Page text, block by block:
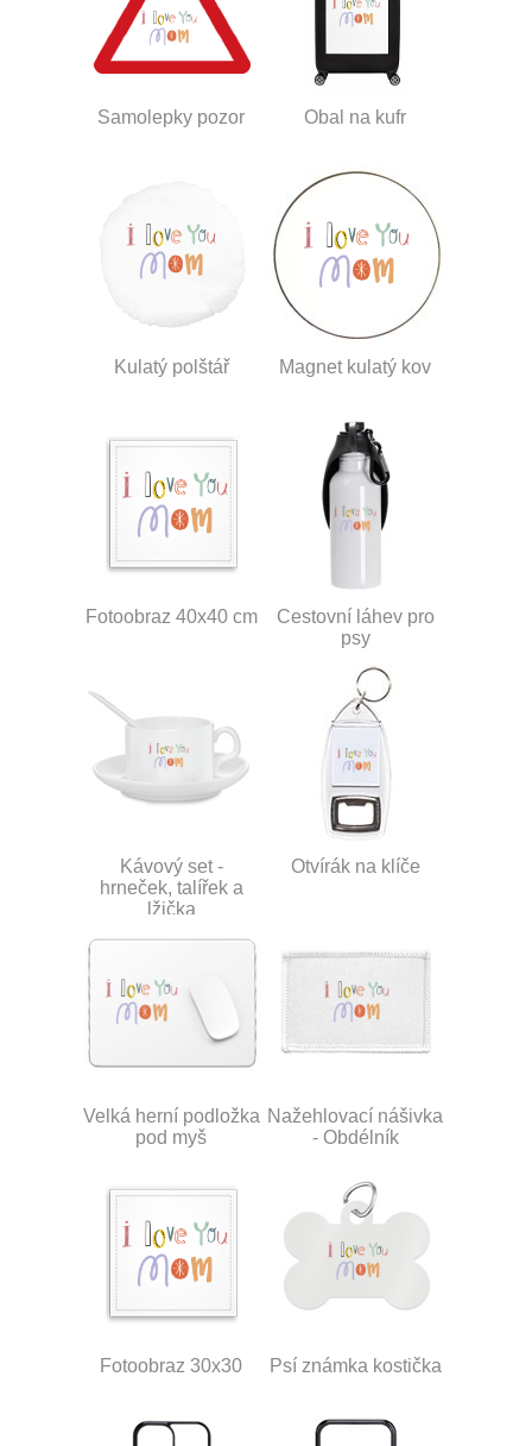
Samolepky pozor Obal na kufr
Kulatý polštář Magnet kulatý kov
Fotoobraz 40x40 cm
Cestovní láhev pro
psy
Kávový set -
hrneček, talířek a
lžička
Otvírák na klíče
Velká herní podložka
pod myš
Nažehlovací nášivka
- Obdélník
Fotoobraz 30x30 Psí známka kostička